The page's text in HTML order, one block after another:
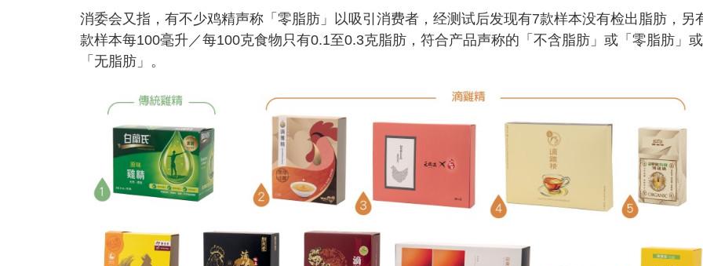
消委会又指，有不少鸡精声称「零脂肪」以吸引消费者，经测试后发现有7款样本没有检出脂肪，另
款样本每100毫升／每100克食物只有0.1至0.3克脂肪，符合产品声称的「不含脂肪」或「零脂肪」或
「无脂肪」。